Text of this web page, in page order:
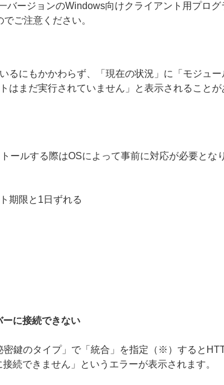
ージョンのWindows向けクライアント用プログ
ご注意ください。
るにもかかわらず、「現在の状況」に「モジュ
まだ実行されていません」と表示されることが
ールする際はOSによって事前に対応が必要とな
期限と1日ずれる
に接続できない
鍵のタイプ」で「統合」を指定（※）すると
続できません」というエラーが表示されます。